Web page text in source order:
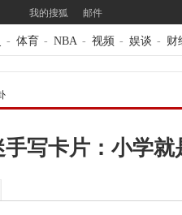
我的搜狐 邮件
- 体育 - NBA - 视频 - 娱谈 - 财
写卡片：小学就